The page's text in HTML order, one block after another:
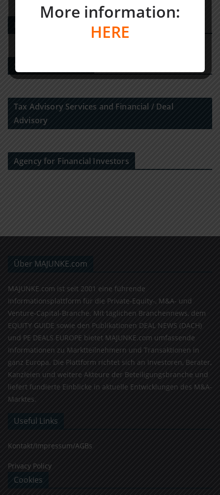
M&A-Beratungshaus
Strategy Consulting
Tax Advisory Services and Financial / Deal
Advisory
Agency for Financial Investors
Über MAJUNKE.com
MAJUNKE.com ist seit 2001 eine führende
Informationsplattform für die Private-Equity-, M&A- und
Venture-Capital-Branche. Mit täglichen Branchennews, dem
EQUITY GUIDE sowie den Publikationen DEAL NEWS (DACH)
und PE DEALS EUROPE bietet MAJUNKE.com umfassende
Informationen zu Marktteilnehmern und Transaktionen in
ganz Europa. Die Plattform richtet sich an Investoren, Berater,
Kanzleien und weitere Akteure der Beteiligungsbranche und
liefert fundierte Einblicke in aktuelle Entwicklungen des M&A-
Marktes.
Useful Links
Kontakt/Impressum/AGBs
Privacy Policy
Cookies
More information:
HERE